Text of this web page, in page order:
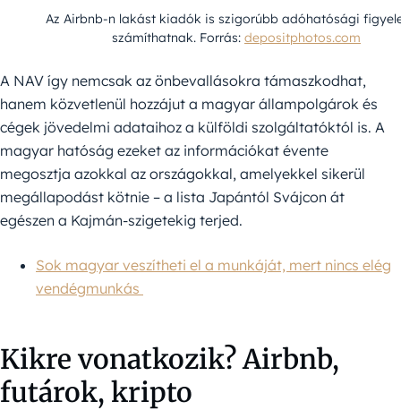
Az Airbnb-n lakást kiadók is szigorúbb adóhatósági
számíthatnak. Forrás: depositphotos.com
A NAV így nemcsak az önbevallásokra támaszkodhat,
hanem közvetlenül hozzájut a magyar állampolgárok és
cégek jövedelmi adataihoz a külföldi szolgáltatóktól is. A
magyar hatóság ezeket az információkat évente
megosztja azokkal az országokkal, amelyekkel sikerül
megállapodást kötnie – a lista Japántól Svájcon át
egészen a Kajmán-szigetekig terjed.
Sok magyar veszítheti el a munkáját, mert nincs elég
vendégmunkás
Kikre vonatkozik? Airbnb,
futárok, kripto